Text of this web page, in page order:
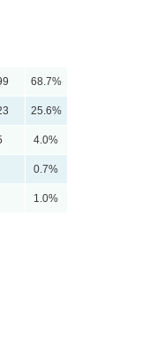
68.7%
25.6%
4.0%
0.7%
1.0%